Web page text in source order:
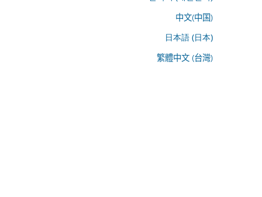
中文(中国)
日本語 (日本)
繁體中文 (台灣)